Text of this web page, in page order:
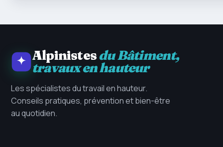
Alpinistesdu Bâtiment,
travaux en hauteur
Les spécialistes du travail en hauteur.
Conseils pratiques, prévention et bien-être
au quotidien.